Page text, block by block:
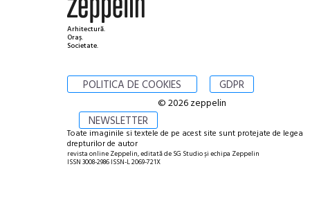
Arhitectură.
Oraș.
Societate.
POLITICA DE COOKIES GDPR
NEWSLETTER
© 2026 zeppelin
Toate imaginile si textele de pe acest site sunt protejate de legea
drepturilor de autor
revista online Zeppelin, editată de SG Studio și echipa Zeppelin
ISSN 3008-2986 ISSN-L 2069-721X